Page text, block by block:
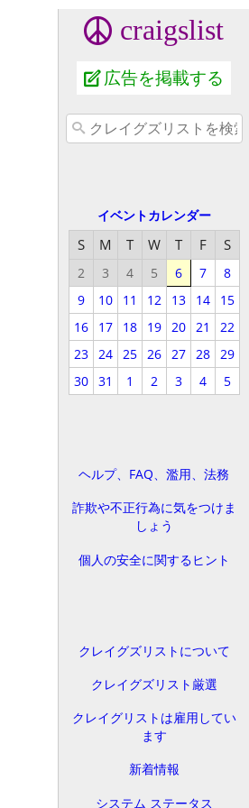
craigslist
広告を掲載する
イベントカレンダー
S M T W T F S
2 3 4 5 6 7
8
9
10 11 12 13 14
15
16
17 18 19 20 21
22
23
24 25 26 27 28
29
30
31 1 2 3 4 5
ヘルプ、FAQ、濫用、法務
詐欺や不正行為に気をつけま
しょう
個人の安全に関するヒント
クレイグズリストについて
クレイグズリスト厳選
クレイグリストは雇用してい
ます
新着情報
システム ステータス